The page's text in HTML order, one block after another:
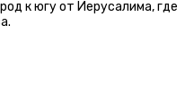
к югу от Иерусалима, где